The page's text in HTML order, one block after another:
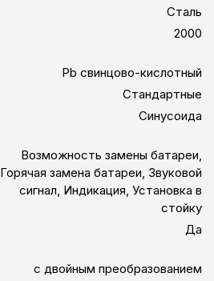
Сталь
2000
Pb свинцово-кислотный
Стандартные
Синусоида
Возможность замены батареи,
Горячая замена батареи, Звуковой
сигнал, Индикация, Установка в
стойку
Да
с двойным преобразованием